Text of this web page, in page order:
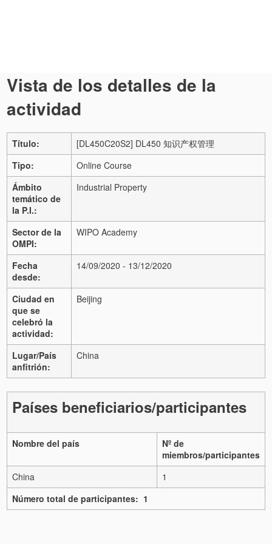
Vista de los detalles de la
actividad
Título:
[DL450C20S2] DL450 知识产权管理
Tipo:
Online Course
Ámbito
temático de
la P.I.:
Industrial Property
Sector de la
OMPI:
WIPO Academy
Fecha
desde:
14/09/2020 - 13/12/2020
Ciudad en
que se
celebró la
actividad:
Beijing
Lugar/País
anfitrión:
China
Países beneficiarios/participantes
Nombre del país
Nº de
miembros/participantes
China
1
Número total de participantes: 1